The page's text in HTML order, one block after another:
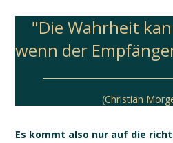
"Die Wahrheit
wenn der
(Christian
Es kommt also nur auf die